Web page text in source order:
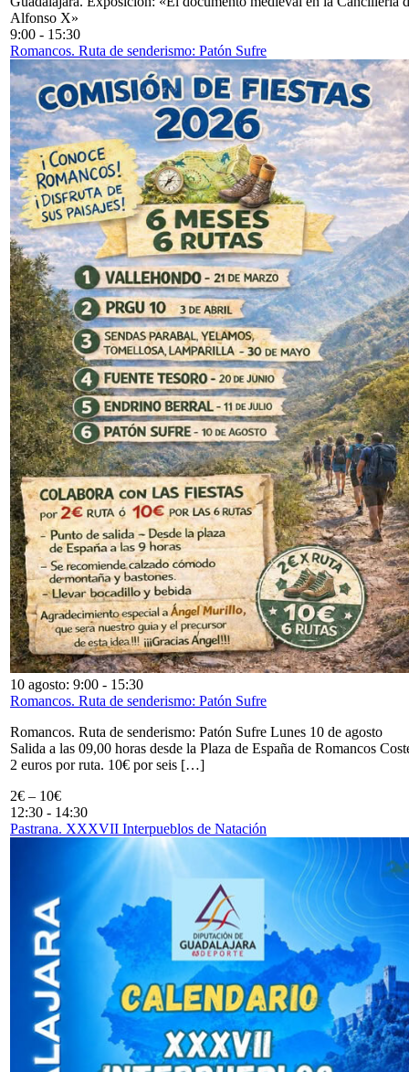
Alfonso X»
9:00 - 15:30
Romancos. Ruta de senderismo: Patón Sufre
10 agosto: 9:00 - 15:30
Romancos. Ruta de senderismo: Patón Sufre
Romancos. Ruta de senderismo: Patón Sufre Lunes 10 de agosto
Salida a las 09,00 horas desde la Plaza de España de Romancos
2 euros por ruta. 10€ por seis […]
2€ – 10€
12:30 - 14:30
Pastrana. XXXVII Interpueblos de Natación